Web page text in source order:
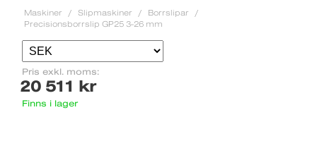
Maskiner Slipmaskiner
Borrslipar
Precisionsborrslip GP25 3-26 mm
Pris exkl. moms:
20 511 kr
Finns i lager